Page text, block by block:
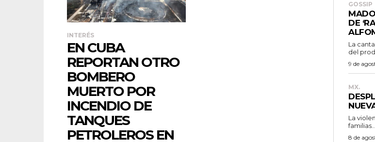
INTERÉS
EN CUBA
REPORTAN OTRO
BOMBERO
MUERTO POR
INCENDIO DE
TANQUES
PETROLEROS EN
GOSSIP
DE
La
del
9 de
MX.
La
familias...
8 de